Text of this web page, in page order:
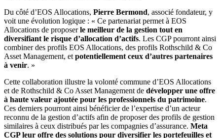
Du côté d’EOS Allocations, Pierre Bermond, associé fondateur, y
voit une évolution logique : « Ce partenariat permet à EOS
Allocations de proposerle meilleur de la gestion tout en
diversifiant le risque d’allocation d’actifs. Les CGP pourront ainsi
combiner des profils EOS Allocations, des profils Rothschild & Co
Asset Management, et potentiellement ceux d’autres partenaires
à venir. »
Cette collaboration illustre la volonté commune d’EOS Allocations
et de Rothschild & Co Asset Management de développer une offre
à haute valeur ajoutée pour les professionnels du patrimoine.
Ces derniers pourront ainsi bénéficier de l’expertise d’un acteur
reconnu de la gestion d’actifs afin de proposer des profils de gestion
similaires à ceux distribués par les compagnies d’assurance. Meta
CGP leur offre des solutions pour diversifier les portefeuilles et